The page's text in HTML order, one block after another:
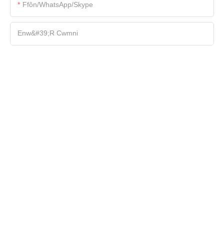
Ffôn/WhatsApp/Skype
Enw&#39;r Cwmni